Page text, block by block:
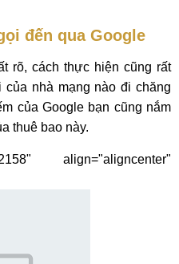
đến qua Google
rõ, cách thực hiện cũng rất
nhà mạng nào đi chăng
của Google bạn cũng nắm
thuê bao này.
align="aligncenter"